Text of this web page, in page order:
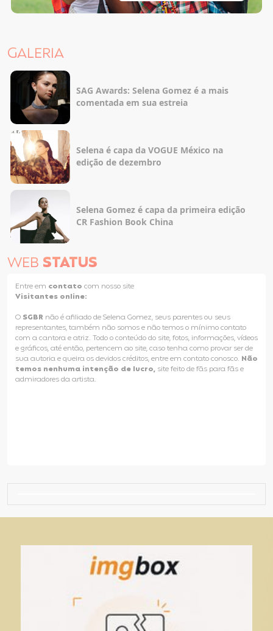
GALERIA
SAG Awards: Selena Gomez é a mais
comentada em sua estreia
Selena é capa da VOGUE México na
edição de dezembro
Selena Gomez é capa da primeira edição
CR Fashion Book China
WEB STATUS
Entre em contato com nosso site
Visitantes online:
O SGBR não é afiliado de Selena Gomez, seus parentes ou seus
representantes, também não somos e não temos o mínimo contato
com a cantora e atriz. Todo o conteúdo do site, fotos, informações, vídeos
e gráficos, até então, pertencem ao site, caso tenha como provar ser de
sua autoria e queira os devidos créditos, entre em contato conosco. Não
temos nenhuma intenção de lucro, site feito de fãs para fãs e
admiradores da artista.